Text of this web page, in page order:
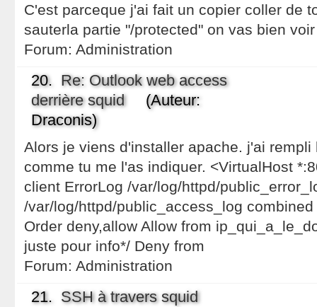
C'est parceque j'ai fait un copier coller de
sauterla partie "/protected" on vas bien voir
Forum: Administration
20. Re: Outlook web access
derrière squid(Auteur:
Draconis)
Alors je viens d'installer apache. j'ai rempli
comme tu me l'as indiquer. <VirtualHost
client ErrorLog /var/log/httpd/
/var/log/httpd/public_access_log
Order deny,allow Allow from
juste pour info*/ Deny from
Forum: Administration
21. SSH à travers squid